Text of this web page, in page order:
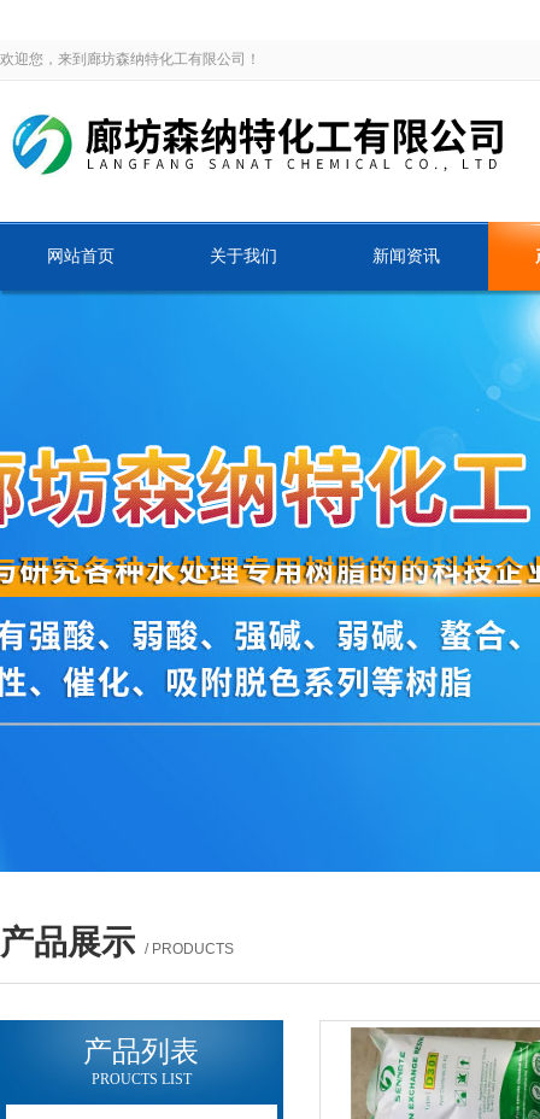
欢迎您，来到廊坊森纳特化工有限公司！
网站首页 关于我们 新闻资讯
产品展示 / PRODUCTS
产品列表
PROUCTS LIST